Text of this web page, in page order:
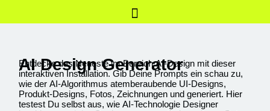
AI Design Generator
Entdecke das Neueste im Bereich AI-Design mit dieser
interaktiven Installation. Gib Deine Prompts ein schau zu,
wie der AI-Algorithmus atemberaubende UI-Designs,
Produkt-Designs, Fotos, Zeichnungen und generiert. Hier
testest Du selbst aus, wie AI-Technologie Designer